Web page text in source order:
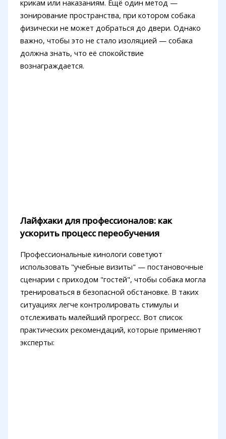
крикам или наказаниям. Ещё один метод —
зонирование пространства, при котором собака
физически не может добраться до двери. Однако
важно, чтобы это не стало изоляцией — собака
должна знать, что её спокойствие
вознаграждается.
Лайфхаки для профессионалов: как
ускорить процесс переобучения
Профессиональные кинологи советуют
использовать "учебные визиты" — постановочные
сценарии с приходом "гостей", чтобы собака могла
тренироваться в безопасной обстановке. В таких
ситуациях легче контролировать стимулы и
отслеживать малейший прогресс. Вот список
практических рекомендаций, которые применяют
эксперты: